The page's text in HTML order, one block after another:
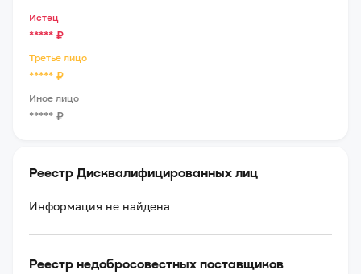
Истец
***** ₽
Третье лицо
***** ₽
Иное лицо
***** ₽
Реестр Дисквалифицированных лиц
Информация не найдена
Реестр недобросовестных поставщиков